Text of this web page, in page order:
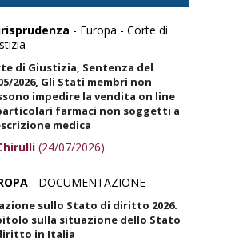
- Europa - Corte di
-
di Giustizia, Sentenza del
2026, Gli Stati membri non
impedire la vendita on line
farmaci non soggetti a
medica
(24/07/2026)
- DOCUMENTAZIONE
sullo Stato di diritto 2026.
sulla situazione dello Stato
in Italia